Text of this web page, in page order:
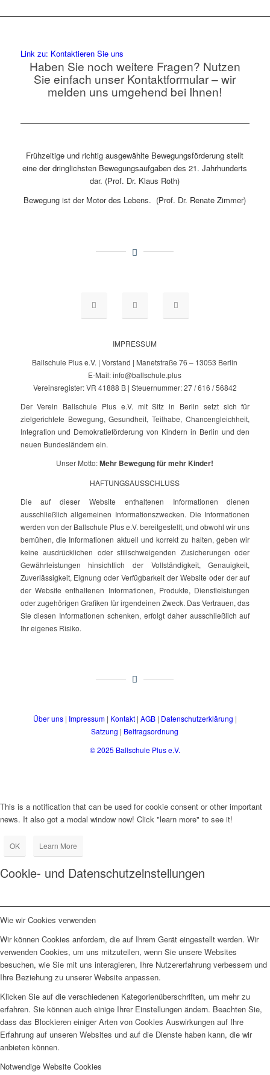
Link zu: Kontaktieren Sie uns
Haben Sie noch weitere Fragen? Nutzen
Sie einfach unser Kontaktformular – wir
melden uns umgehend bei Ihnen!
Frühzeitige und richtig ausgewählte Bewegungsförderung stellt
eine der dringlichsten Bewegungsaufgaben des 21. Jahrhunderts
dar. (Prof. Dr. Klaus Roth)
Bewegung ist der Motor des Lebens. (Prof. Dr. Renate Zimmer)
IMPRESSUM
Ballschule Plus e.V. | Vorstand | Manetstraße 76 – 13053 Berlin
E-Mail: info@ballschule.plus
Vereinsregister: VR 41888 B | Steuernummer: 27 / 616 / 56842
Der Verein Ballschule Plus e.V. mit Sitz in Berlin setzt sich für
zielgerichtete Bewegung, Gesundheit, Teilhabe, Chancengleichheit,
Integration und Demokratieförderung von Kindern in Berlin und den
neuen Bundesländern ein.
Unser Motto:Mehr Bewegung für mehr Kinder!
HAFTUNGSAUSSCHLUSS
Die auf dieser Website enthaltenen Informationen dienen
ausschließlich allgemeinen Informationszwecken. Die Informationen
werden von der Ballschule Plus e.V. bereitgestellt, und obwohl wir uns
bemühen, die Informationen aktuell und korrekt zu halten, geben wir
keine ausdrücklichen oder stillschweigenden Zusicherungen oder
Gewährleistungen hinsichtlich der Vollständigkeit, Genauigkeit,
Zuverlässigkeit, Eignung oder Verfügbarkeit der Website oder der auf
der Website enthaltenen Informationen, Produkte, Dienstleistungen
oder zugehörigen Grafiken für irgendeinen Zweck. Das Vertrauen, das
Sie diesen Informationen schenken, erfolgt daher ausschließlich auf
Ihr eigenes Risiko.
Über uns| Impressum| Kontakt| AGB| Datenschutzerklärung |
Satzung | Beitragsordnung
© 2025 Ballschule Plus e.V.
This is a notification that can be used for cookie consent or other important
news. It also got a modal window now! Click "learn more" to see it!
OK Learn More
Cookie- und Datenschutzeinstellungen
Wie wir Cookies verwenden
Wir können Cookies anfordern, die auf Ihrem Gerät eingestellt werden. Wir
verwenden Cookies, um uns mitzuteilen, wenn Sie unsere Websites
besuchen, wie Sie mit uns interagieren, Ihre Nutzererfahrung verbessern und
Ihre Beziehung zu unserer Website anpassen.
Klicken Sie auf die verschiedenen Kategorienüberschriften, um mehr zu
erfahren. Sie können auch einige Ihrer Einstellungen ändern. Beachten Sie,
dass das Blockieren einiger Arten von Cookies Auswirkungen auf Ihre
Erfahrung auf unseren Websites und auf die Dienste haben kann, die wir
anbieten können.
Notwendige Website Cookies